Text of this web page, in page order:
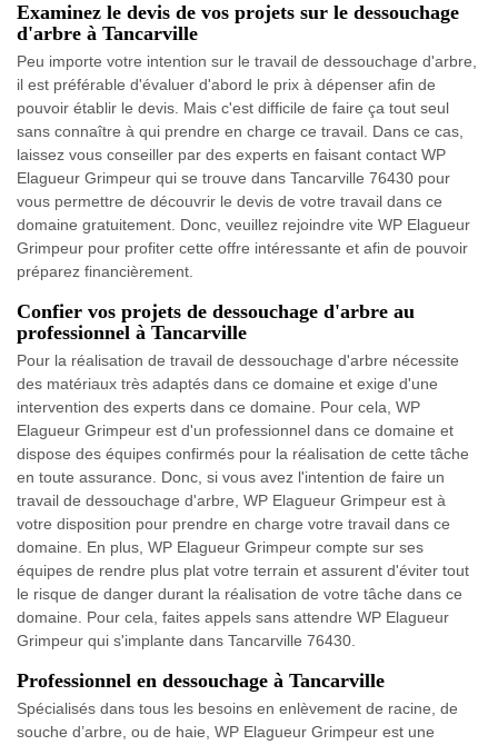
Examinez le devis de vos projets sur le dessouchage
d'arbre à Tancarville
Peu importe votre intention sur le travail de dessouchage d'arbre,
il est préférable d'évaluer d'abord le prix à dépenser afin de
pouvoir établir le devis. Mais c'est difficile de faire ça tout seul
sans connaître à qui prendre en charge ce travail. Dans ce cas,
laissez vous conseiller par des experts en faisant contact WP
Elagueur Grimpeur qui se trouve dans Tancarville 76430 pour
vous permettre de découvrir le devis de votre travail dans ce
domaine gratuitement. Donc, veuillez rejoindre vite WP Elagueur
Grimpeur pour profiter cette offre intéressante et afin de pouvoir
préparez financièrement.
Confier vos projets de dessouchage d'arbre au
professionnel à Tancarville
Pour la réalisation de travail de dessouchage d'arbre nécessite
des matériaux très adaptés dans ce domaine et exige d'une
intervention des experts dans ce domaine. Pour cela, WP
Elagueur Grimpeur est d'un professionnel dans ce domaine et
dispose des équipes confirmés pour la réalisation de cette tâche
en toute assurance. Donc, si vous avez l'intention de faire un
travail de dessouchage d'arbre, WP Elagueur Grimpeur est à
votre disposition pour prendre en charge votre travail dans ce
domaine. En plus, WP Elagueur Grimpeur compte sur ses
équipes de rendre plus plat votre terrain et assurent d'éviter tout
le risque de danger durant la réalisation de votre tâche dans ce
domaine. Pour cela, faites appels sans attendre WP Elagueur
Grimpeur qui s'implante dans Tancarville 76430.
Professionnel en dessouchage à Tancarville
Spécialisés dans tous les besoins en enlèvement de racine, de
souche d’arbre, ou de haie, WP Elagueur Grimpeur est une